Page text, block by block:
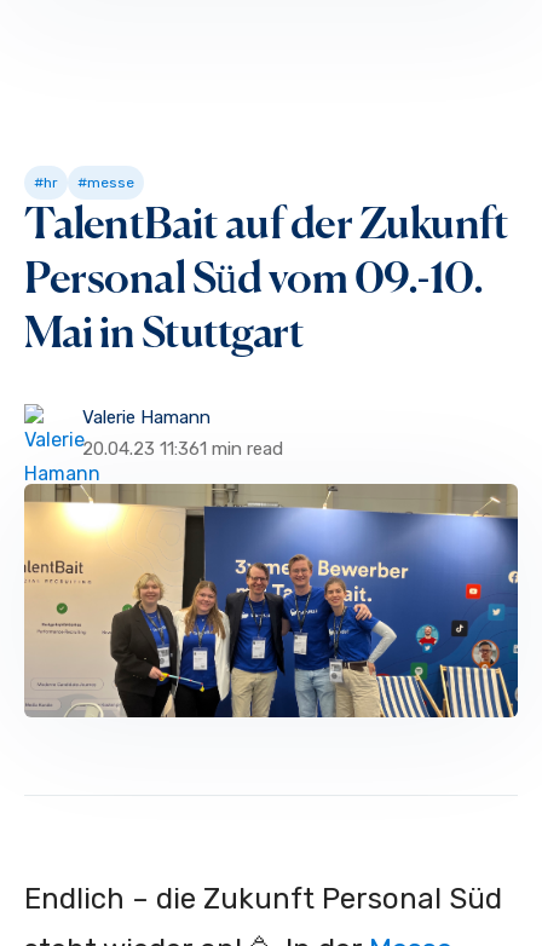
#hr #messe
TalentBait auf der Zukunft
Personal Süd vom 09.-10.
Mai in Stuttgart
Valerie Hamann
20.04.23 11:361 min read
Endlich – die Zukunft Personal Süd